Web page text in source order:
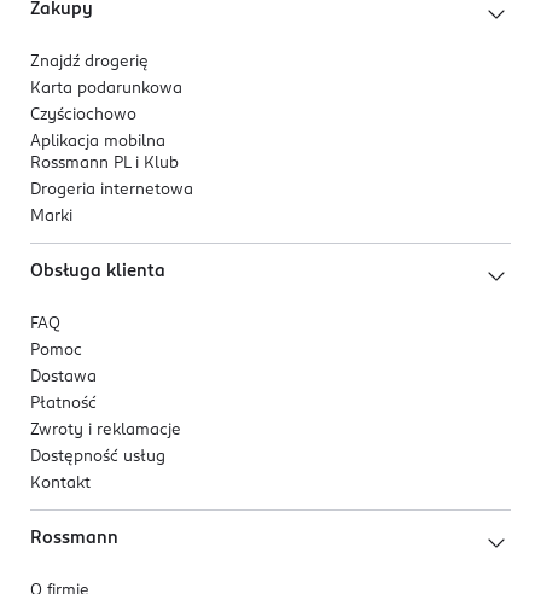
Zakupy
Znajdź drogerię
Karta podarunkowa
Czyściochowo
Aplikacja mobilna
Rossmann PL i Klub
Drogeria internetowa
Marki
Obsługa klienta
FAQ
Pomoc
Dostawa
Płatność
Zwroty i reklamacje
Dostępność usług
Kontakt
Rossmann